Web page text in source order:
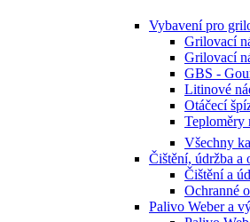
Vybavení pro
Grilovací
Grilovací
GBS -
Litinové
Otáčecí
Teploměry
Všechny
Čištění, údržba a
Čištění a
Ochranné
Palivo Weber a